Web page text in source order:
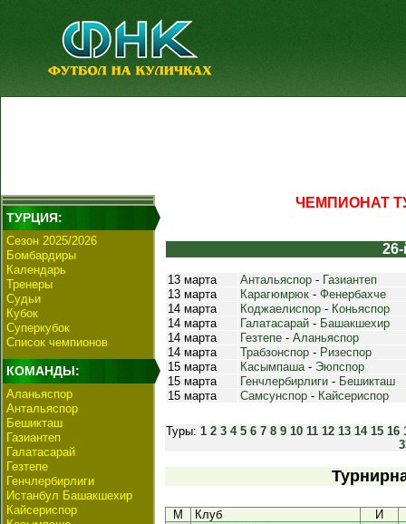
ТУРЦИЯ:
Сезон 2025/2026
Бомбардиры
Календарь
Тренеры
Судьи
Кубок
Суперкубок
Список чемпионов
КОМАНДЫ:
Аланьяспор
Антальяспор
Бешикташ
Газиантеп
Галатасарай
Гезтепе
Генчлербирлиги
Истанбул Башакшехир
Кайсериспор
ЧЕМПИОНАТ
13 марта Антальяспор - Газиантеп
13 марта
Карагюмрюк - Фенербахче
14 марта
Коджаелиспор - Коньяспор
14 марта
Галатасарай - Башакшехир
14 марта
Гезтепе - Аланьяспор
14 марта
Трабзонспор - Ризеспор
15 марта
Касымпаша- Эюпспор
15 марта
Генчлербирлиги - Бешикташ
15 марта
Самсунспор - Кайсериспор
Туры: 1 2 3 4 5 6 7 8 9 10 11 12 13 14 15 16
М Клуб
И